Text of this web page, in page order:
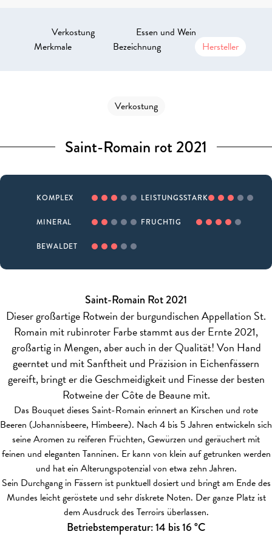
Verkostung
Essen und Wein
Merkmale
Bezeichnung Hersteller
Verkostung
Saint-Romain rot 2021
KOMPLEX LEISTUNGSSTARK
MINERAL FRUCHTIG
BEWALDET
Saint-Romain Rot 2021
Dieser großartige Rotwein der burgundischen Appellation St.
Romain mit rubinroter Farbe stammt aus der Ernte 2021,
großartig in Mengen, aber auch in der Qualität! Von Hand
geerntet und mit Sanftheit und Präzision in Eichenfässern
gereift, bringt er die Geschmeidigkeit und Finesse der besten
Rotweine der Côte de Beaune mit.
Das Bouquet dieses Saint-Romain erinnert an Kirschen und rote
Beeren (Johannisbeere, Himbeere). Nach 4 bis 5 Jahren entwickeln sich
seine Aromen zu reiferen Früchten, Gewürzen und geräuchert mit
feinen und eleganten Tanninen. Er kann von klein auf getrunken werden
und hat ein Alterungspotenzial von etwa zehn Jahren.
Sein Durchgang in Fässern ist punktuell dosiert und bringt am Ende des
Mundes leicht geröstete und sehr diskrete Noten. Der ganze Platz ist
dem Ausdruck des Terroirs überlassen.
Betriebstemperatur: 14 bis 16 °C